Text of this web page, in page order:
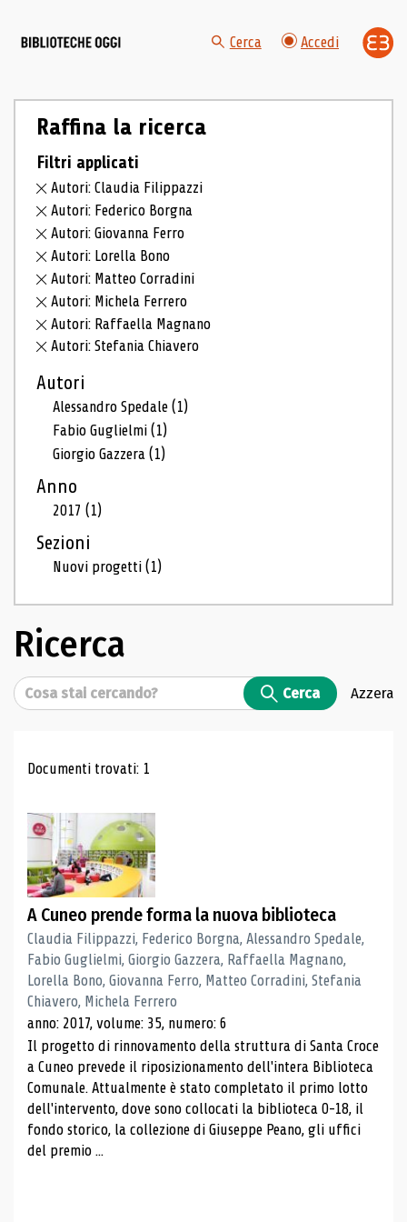
Cerca Accedi
Raffina la ricerca
Filtri applicati
Autori: Claudia Filippazzi
Autori: Federico Borgna
Autori: Giovanna Ferro
Autori: Lorella Bono
Autori: Matteo Corradini
Autori: Michela Ferrero
Autori: Raffaella Magnano
Autori: Stefania Chiavero
Autori
Alessandro Spedale(1)
Fabio Guglielmi(1)
Giorgio Gazzera(1)
Anno
2017(1)
Sezioni
Nuovi progetti(1)
Ricerca
Cerca Cerca Azzera
Risultati di ricerca
Documenti trovati: 1
A Cuneo prende forma la nuova biblioteca
Claudia Filippazzi, Federico Borgna, Alessandro Spedale,
Fabio Guglielmi, Giorgio Gazzera, Raffaella Magnano,
Lorella Bono, Giovanna Ferro, Matteo Corradini, Stefania
Chiavero, Michela Ferrero
anno: 2017, volume: 35, numero: 6
Il progetto di rinnovamento della struttura di Santa Croce
a Cuneo prevede il riposizionamento dell'intera Biblioteca
Comunale. Attualmente è stato completato il primo lotto
dell'intervento, dove sono collocati la biblioteca 0-18, il
fondo storico, la collezione di Giuseppe Peano, gli uffici
del premio ...